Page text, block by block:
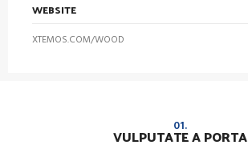
WEBSITE
XTEMOS.COM/WOOD
01.
VULPUTATE A PORTA